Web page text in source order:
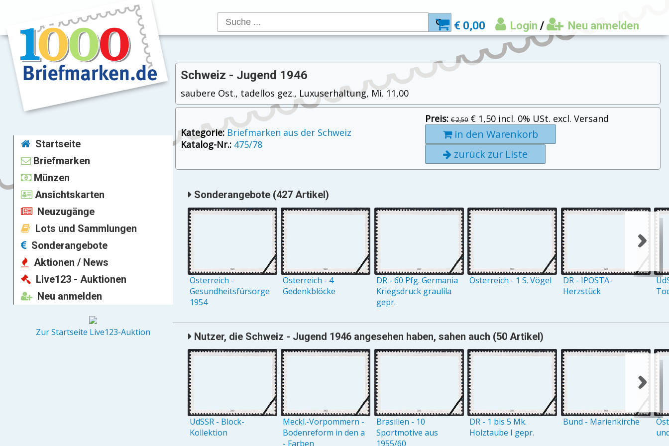
€ 0,00 Login / Neu anmelden
Startseite
Briefmarken
Münzen
Ansichtskarten
Neuzugänge
Lots und Sammlungen
Sonderangebote
Aktionen / News
Live123 - Auktionen
Neu anmelden
Zur Startseite Live123-Auktion
Schweiz - Jugend 1946
saubere Ost., tadellos gez., Luxuserhaltung, Mi. 11,00
Kategorie: Briefmarken aus der Schweiz
Katalog-Nr.: 475/78
Preis: € 2,50€ 1,50 incl. 0% USt. excl. Versand
in den Warenkorb
zurück zur Liste
Sonderangebote (427 Artikel)
Österreich -
Gesundheitsfürsorge
1954
Österreich - 4
Gedenkblöcke
DR - 60 Pfg. Germania
Kriegsdruck graulila
gepr.
Österreich - 1 S. Vögel
DR - IPOSTA-
Herzstück
Nutzer, die Schweiz - Jugend 1946 angesehen haben, sahen auch (50 Artikel)
UdSSR - Block-
Kollektion
Meckl.-Vorpommern -
Bodenreform in den a
- Farben
Brasilien - 10
Sportmotive aus
1955/60
DR - 1 bis 5 Mk.
Holztaube I gepr.
Bund - Marienkirche